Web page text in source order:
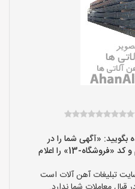
بگویید: «آگهی شما را در
سایت «آهن آلاتی ها» دیده ام و کد «فروشگاه-13» را اعلام
تبلیغات آهن آلات است